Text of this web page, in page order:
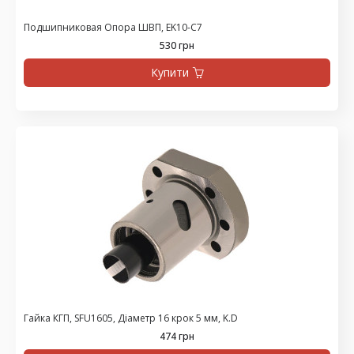
Подшипниковая Опора ШВП, EK10-C7
530 грн
Купити
Гайка КГП, SFU1605, Діаметр 16 крок 5 мм, K.D
474 грн